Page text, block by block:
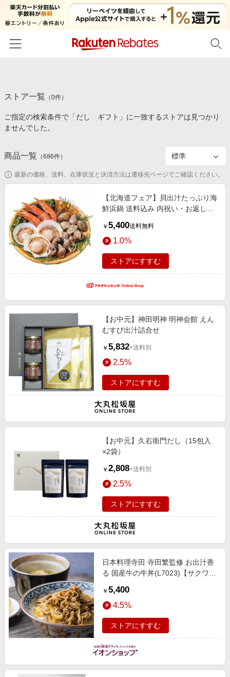
カテゴリー一覧
百貨店・総合ECモール
食品・スイーツ・お酒
コスメ・健康・医薬品
キッズ・ベビー用品
家電・PC・スマホ・カメラ
エンタメ
スポーツ・アウトドア・ゴルフ
旅行・レジャー・ホテル予約
金融・マネー・保険
デジタルコンテンツ
ビジネス・その他サービス
イベント一覧
初回購入者限定特典
対象ストア新規限定特典
電子書籍特集
楽天ペイ導入ストア
楽天サービス特集
旅行特集
わくわく夏特集
Qoo10メガポ
Samsung ボーナスキャンペーン
週末の高還元 夏の長期版
ストア一覧 （0件）
ご指定の検索条件で「だし ギフト」に一致するストアは見つかり
ませんでした。
商品一覧 （686件）
最新の価格、送料、在庫状況と決済方法は遷移先ページでご確認ください。
【北海道フェア】貝出汁たっぷり海
鮮浜鍋 送料込み 内祝い・お返しギ
詰・佃煮・調味料
￥ 5,400送料無料
1.0%
ストアにすすむ
【お中元】神田明神 明神会館 えん
むすび出汁詰合せ
￥ 5,832+送料別
2.5%
ストアにすすむ
【お中元】久右衛門だし（15包入
×2袋）
￥ 2,808+送料別
2.5%
ストアにすすむ
日本料理寺田 寺田繁監修 お出汁香
る 国産牛の牛丼(L7023)【サクワ】
褒美ギフト】
￥ 5,400
4.5%
ストアにすすむ